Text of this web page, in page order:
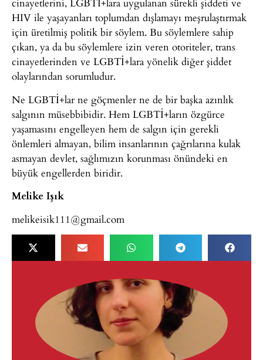
HIV ile yaşayanları toplumdan dışlamayı meşrulaştırmak
için üretilmiş politik bir söylem. Bu söylemlere sahip
çıkan, ya da bu söylemlere izin veren otoriteler, trans
cinayetlerinden ve LGBTİ+lara yönelik diğer şiddet
olaylarından sorumludur.
Ne LGBTİ+lar ne göçmenler ne de bir başka azınlık
salgının müsebbibidir. Hem LGBTİ+ların özgürce
yaşamasını engelleyen hem de salgın için gerekli
önlemleri almayan, bilim insanlarının çağrılarına kulak
asmayan devlet, sağlımızın korunması önündeki en
büyük engellerden biridir.
Melike Işık
melikeisik111@gmail.com